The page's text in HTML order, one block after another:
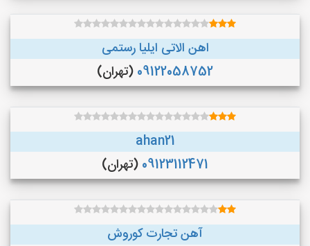
اهن الاتی ایلیا رستمی
09122058752 (تهران)
ahan21
09123112471 (تهران)
آهن تجارت کوروش